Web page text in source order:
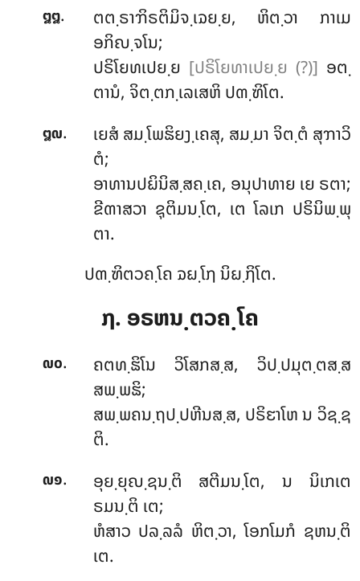
໘໘.
ຕຕ຺ຣາຠິຣຕິມິຈ຺ເຉຍ຺ຍ, ຫິຕ຺ວາ ກາເມ
ອກິຎ຺ຈໂນ;
ປຣິໂຍທເປຍ຺ຍ [ປຣິໂຍທາເປຍ຺ຍ (?)] ອຕ຺
ຕານໍ, ຈິຕ຺ຕກ຺ເລເສຫິ ປຓ຺ຑິໂຕ.
໘໙.
ເຍສໍ ສມ຺ໂພຘິຍງ຺ເຄສຸ, ສມ຺ມາ ຈິຕ຺ຕໍ ສຸຠາວິ
ຕໍ;
ອາທານປຏິນິສ຺ສຄ຺ເຄ, ອນຸປາທາຍ ເຍ ຣຕາ;
ຂີຓາສວາ ຊຸຕິມນ຺ໂຕ, ເຕ ໂລເກ ປຣິນິພ຺ພຸ
ຕາ.
ປຓ຺ຑິຕວຄ຺ໂຄ ຉຏ຺ໂຐ ນິຏ຺ຐິໂຕ.
໗. ອຣຫນ຺ຕວຄ຺ໂຄ
໙໐. ຄຕທ຺ຘິໂນ ວິໂສກສ຺ສ, ວິປ຺ປມຸຕ຺ຕສ຺ສ
ສພ຺ພຘິ;
ສພ຺ພຄນ຺ຖປ຺ປຫີນສ຺ສ, ປຣິຬາໂຫ ນ ວິຊ຺ຊ
ຕິ.
໙໑. ອຸຍ຺ຍຸຎ຺ຊນ຺ຕິ ສຕີມນ຺ໂຕ, ນ ນິເກເຕ
ຣມນ຺ຕິ ເຕ;
ຫໍສາວ ປລ຺ລລໍ ຫິຕ຺ວາ, ໂອກໂມກໍ ຊຫນ຺ຕິ
ເຕ.